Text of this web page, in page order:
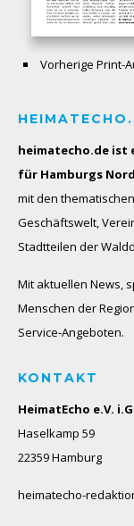
Vorherige Print-
heimatecho.de ist
für Hamburgs
mit den
Geschäftswelt,
Stadtteilen der
Mit aktuellen News,
Menschen der
Service-Angeboten.
KONTAKT
HeimatEcho e.V.
Haselkamp 59
22359 Hamburg
heimatecho-